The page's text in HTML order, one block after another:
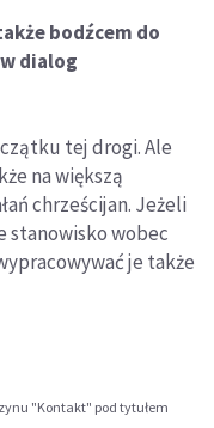
bodźcem do
dialog
tej drogi. Ale
na większą
chrześcijan. Jeżeli
stanowisko wobec
je także
"Kontakt" pod tytułem